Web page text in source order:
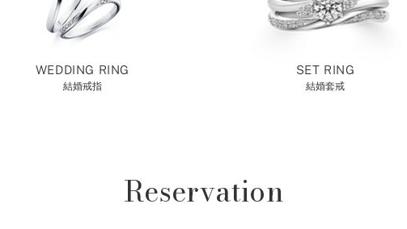
WEDDING RING
結婚戒指
SET RING
結婚套戒
Reservation